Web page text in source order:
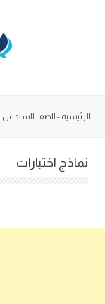
الرئيسية - الصف السادس
نماذج اختبارات